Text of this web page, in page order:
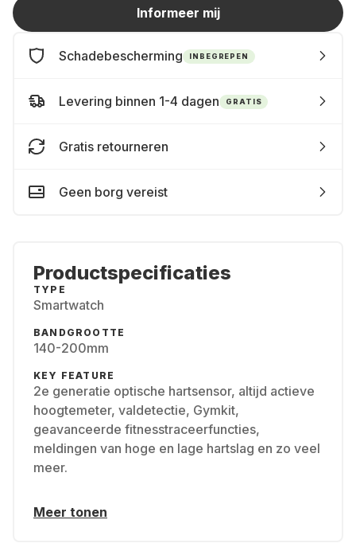
Informeer mij
Schadebescherming INBEGREPEN
Levering binnen 1-4 dagen GRATIS
Gratis retourneren
Geen borg vereist
Productspecificaties
TYPE
Smartwatch
BANDGROOTTE
140-200mm
KEY FEATURE
2e generatie optische hartsensor, altijd actieve
hoogtemeter, valdetectie, Gymkit,
geavanceerde fitnesstraceerfuncties,
meldingen van hoge en lage hartslag en zo veel
meer.
Meer tonen